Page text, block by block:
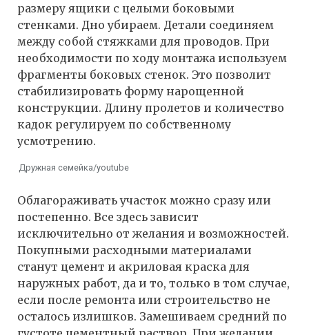
размеру ящики с целыми боковыми
стенками. Дно убираем. Детали соединяем
между собой стяжками для проводов. При
необходимости по ходу монтажа используем
фрагменты боковых стенок. Это позволит
стабилизировать форму нарощенной
конструкции. Длину пролетов и количество
кадок регулируем по собственному
усмотрению.
Дружная семейка/youtube
Облагораживать участок можно сразу или
постепенно. Все здесь зависит
исключительно от желания и возможностей.
Покупными расходными материалами
станут цемент и акриловая краска для
наружных работ, да и то, только в том случае,
если после ремонта или строительство не
осталось излишков. Замешиваем средний по